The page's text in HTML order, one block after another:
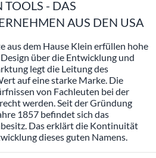
TOOLS - DAS
AUS DEN USA
aus dem Hause Klein erfüllen hohe
über die Entwicklung und
legt die Leitung des
auf eine starke Marke. Die
von Fachleuten bei der
werden. Seit der Gründung
1857 befindet sich das
Das erklärt die Kontinuität
dieses guten Namens.